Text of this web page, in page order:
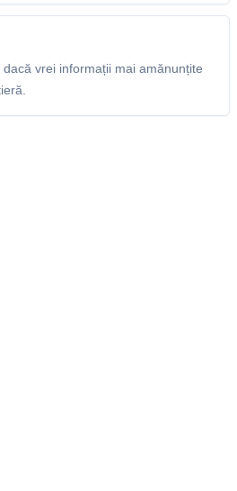
vrei informații mai amănunțite